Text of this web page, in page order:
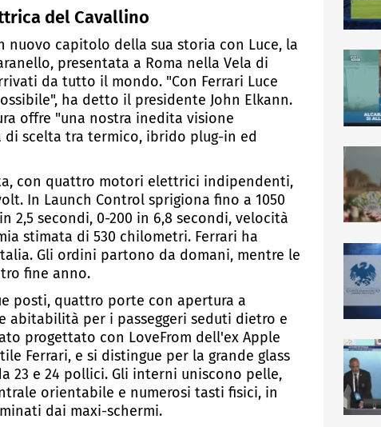
del Cavallino
nuovo capitolo della sua storia con Luce, la
presentata a Roma nella Vela di
da tutto il mondo. "Con Ferrari Luce
ha detto il presidente John Elkann.
offre "una nostra inedita visione
scelta tra termico, ibrido plug-in ed
con quattro motori elettrici indipendenti,
In Launch Control sprigiona fino a 1050
2,5 secondi, 0-200 in 6,8 secondi, velocità
stimata di 530 chilometri. Ferrari ha
Gli ordini partono da domani, mentre le
fine anno.
posti, quattro porte con apertura a
abitabilità per i passeggeri seduti dietro e
progettato con LoveFrom dell'ex Apple
Ferrari, e si distingue per la grande glass
23 e 24 pollici. Gli interni uniscono pelle,
orientabile e numerosi tasti fisici, in
dai maxi-schermi.